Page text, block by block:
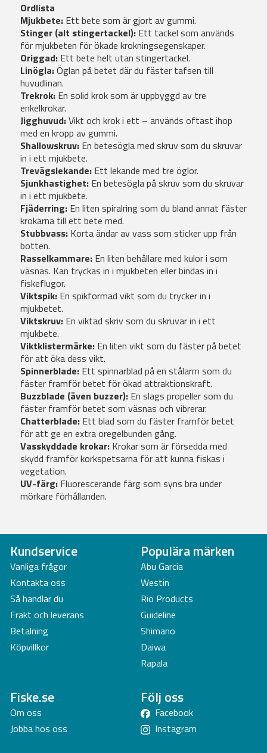
Ordlista
Mjukbete: Ett bete som är gjort av gummi.
Stinger (alt stingertackel): Ett tackel som används
för mjukbeten för ökade krokningsegenskaper.
Origgad: Ett bete helt utan stingertackel.
Linögla:Öglan på betet där du fäster tafsen till
huvudlinan.
Trekrok: En solid krok som är uppbyggd av tre
enkelkrokar.
Jigghuvud:Vikt och krok i ett – används oftast ihop
med en kropp av gummi.
Shallowskruv: En betesögla med skruv som du skruvar
in i ett mjukbete.
Trevägslekande: Ett lekande med tre öglor.
Sjunkhastighet: En betesögla på skruv som du skruvar
in i ett mjukbete.
Fjäderring: En liten spiralring som du bland annat fäster
krokarna till ett bete med.
Stubbvass: Korta ändar av vass som sticker upp från
botten.
Rasselkammare: En liten behållare med kulor i som
väsnas. Kan tryckas in i mjukbeten eller bindas in i
fiskeflugor.
Viktspik: En spikformad vikt som du trycker in i
mjukbetet.
Viktskruv: En viktad skriv som du skruvar in i ett
mjukbete.
Viktklistermärke: En liten vikt som du fäster på betet
för att öka dess vikt.
Spinnerblade: Ett spinnarblad på en stålarm som du
fäster framför betet för ökad attraktionskraft.
Buzzblade (även buzzer): En slags propeller som du
fäster framför betet som väsnas och vibrerar.
Chatterblade: Ett blad som du fäster framför betet
för att ge en extra oregelbunden gång.
Vasskyddade krokar: Krokar som är försedda med
skydd framför korkspetsarna för att kunna fiskas i
vegetation.
UV-färg: Fluorescerande färg som syns bra under
mörkare förhållanden.
Kundservice
Vanliga frågor
Kontakta oss
Så handlar du
Frakt och leverans
Betalning
Köpvillkor
Populära märken
Abu Garcia
Westin
Rio Products
Guideline
Shimano
Daiwa
Rapala
Fiske.se
Om oss
Jobba hos oss
Följ oss
Facebook
Instagram